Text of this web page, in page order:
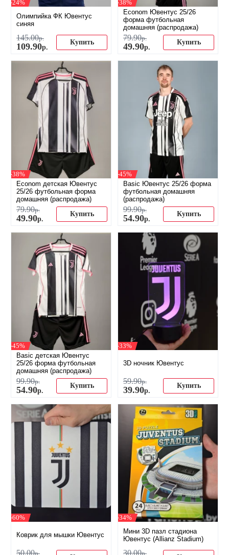
-24%
Олимпийка ФК Ювентус
синяя
145.00р.
109.90р.
Купить
-38%
Econom Ювентус 25/26
форма футбольная
домашняя (распродажа)
79.90р.
49.90р.
Купить
-38%
Econom детская Ювентус
25/26 футбольная форма
домашняя (распродажа)
79.90р.
49.90р.
Купить
-45%
Basic Ювентус 25/26 форма
футбольная домашняя
(распродажа)
99.90р.
54.90р.
Купить
-45%
Basic детская Ювентус
25/26 форма футбольная
домашняя (распродажа)
99.90р.
54.90р.
Купить
-33%
3D ночник Ювентус
59.90р.
39.90р.
Купить
-60%
Коврик для мышки Ювентус
50.00р.
-34%
Мини 3D пазл стадиона
Ювентус (Allianz Stadium)
30.00р.